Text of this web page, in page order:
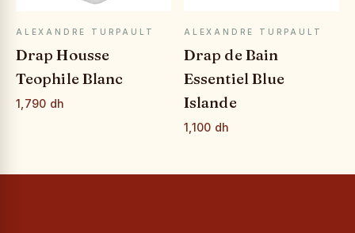
APERÇU RAPIDE
ALEXANDRE TURPAULT
Drap Housse
Teophile Blanc
1,790 dh
APERÇU RAPIDE
ALEXANDRE TURPAULT
Drap de Bain
Essentiel Blue
Islande
1,100 dh